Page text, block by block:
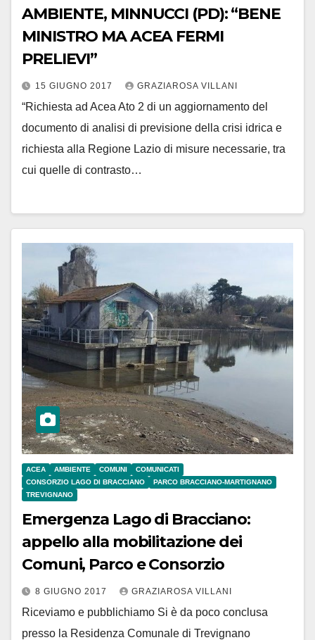
AMBIENTE, MINNUCCI (PD): “BENE
MINISTRO MA ACEA FERMI
PRELIEVI”
15 GIUGNO 2017 GRAZIAROSA VILLANI
“Richiesta ad Acea Ato 2 di un aggiornamento del
documento di analisi di previsione della crisi idrica e
richiesta alla Regione Lazio di misure necessarie, tra
cui quelle di contrasto…
ACEA AMBIENTE COMUNI
COMUNICATI
CONSORZIO LAGO DI BRACCIANO
PARCO BRACCIANO-MARTIGNANO
TREVIGNANO
Emergenza Lago di Bracciano:
appello alla mobilitazione dei
Comuni, Parco e Consorzio
8 GIUGNO 2017 GRAZIAROSA VILLANI
Riceviamo e pubblichiamo Si è da poco conclusa
presso la Residenza Comunale di Trevignano